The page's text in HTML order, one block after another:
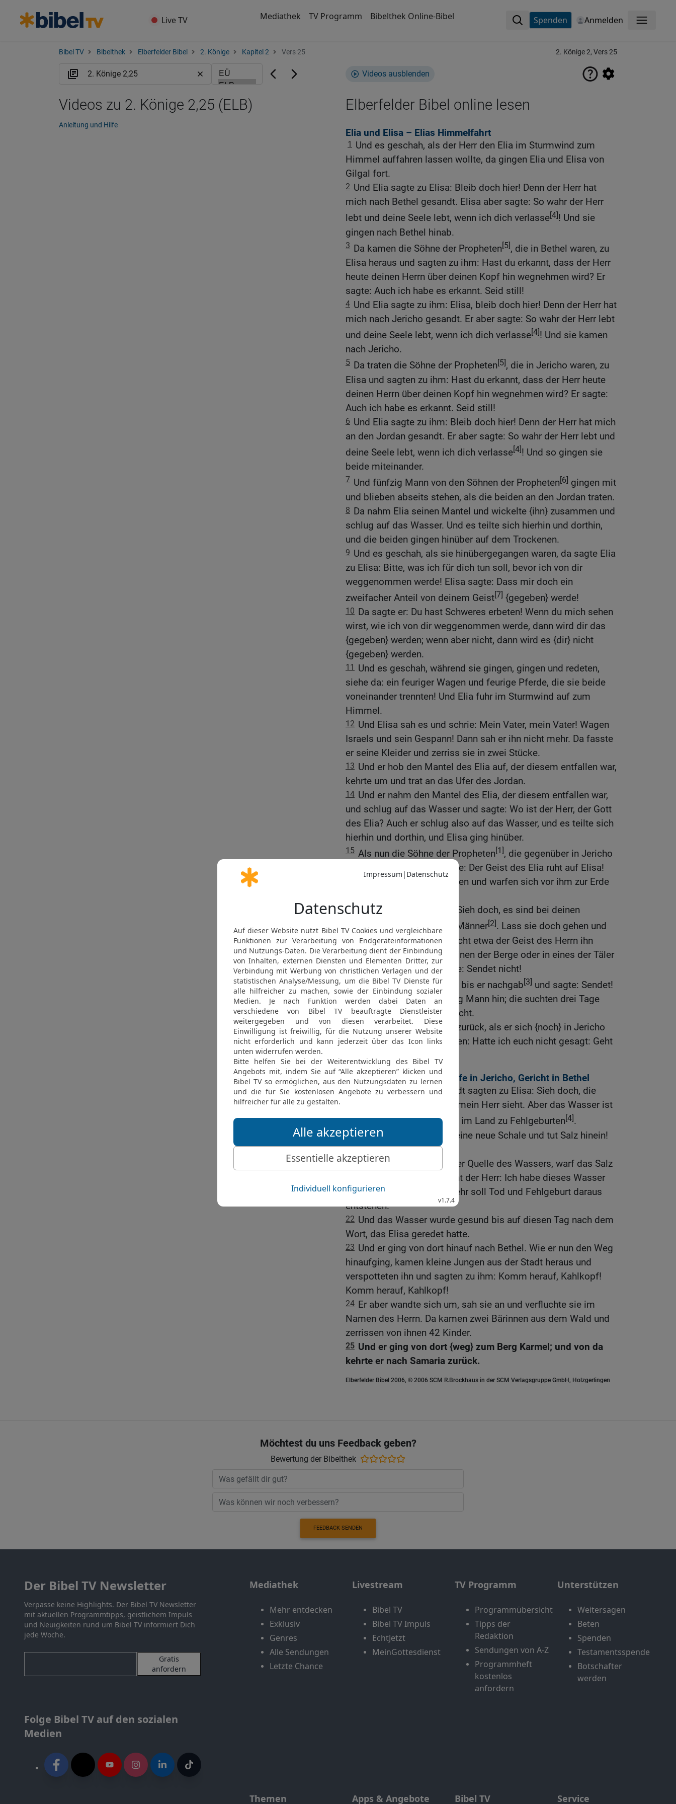
Live TV Mediathek TV Programm Bibelthek Online-Bibel Spenden Anmelden Menü
Bibel TV Bibelthek Elberfelder Bibel 2. Könige Kapitel 2 Vers 25 2. Könige 2, Vers 25
Videos ausblenden
Elberfelder Bibel online lesen
Elia und Elisa – Elias Himmelfahrt
1
Und es geschah, als der Herr den Elia im Sturmwind zum
Himmel auffahren lassen wollte, da gingen Elia und Elisa von
Gilgal fort.
2 Und Elia sagte zu Elisa: Bleib doch hier! Denn der Herr hat
mich nach Bethel gesandt. Elisa aber sagte: So wahr der Herr
lebt und deine Seele lebt, wenn ich dich verlasse[4]! Und sie
gingen nach Bethel hinab.
3 Da kamen die Söhne der Propheten[5], die in Bethel waren, zu
Elisa heraus und sagten zu ihm: Hast du erkannt, dass der Herr
heute deinen Herrn über deinen Kopf hin wegnehmen wird? Er
sagte: Auch ich habe es erkannt. Seid still!
4 Und Elia sagte zu ihm: Elisa, bleib doch hier! Denn der Herr hat
mich nach Jericho gesandt. Er aber sagte: So wahr der Herr lebt
und deine Seele lebt, wenn ich dich verlasse[4]! Und sie kamen
nach Jericho.
5 Da traten die Söhne der Propheten[5], die in Jericho waren, zu
Elisa und sagten zu ihm: Hast du erkannt, dass der Herr heute
deinen Herrn über deinen Kopf hin wegnehmen wird? Er sagte:
Auch ich habe es erkannt. Seid still!
6 Und Elia sagte zu ihm: Bleib doch hier! Denn der Herr hat mich
an den Jordan gesandt. Er aber sagte: So wahr der Herr lebt und
deine Seele lebt, wenn ich dich verlasse[4]! Und so gingen sie
beide miteinander.
7 Und fünfzig Mann von den Söhnen der Propheten[6] gingen mit
und blieben abseits stehen, als die beiden an den Jordan traten.
8 Da nahm Elia seinen Mantel und wickelte {ihn} zusammen und
schlug auf das Wasser. Und es teilte sich hierhin und dorthin,
und die beiden gingen hinüber auf dem Trockenen.
9 Und es geschah, als sie hinübergegangen waren, da sagte Elia
zu Elisa: Bitte, was ich für dich tun soll, bevor ich von dir
weggenommen werde! Elisa sagte: Dass mir doch ein
zweifacher Anteil von deinem Geist[7] {gegeben} werde!
10 Da sagte er: Du hast Schweres erbeten! Wenn du mich sehen
wirst, wie ich von dir weggenommen werde, dann wird dir das
{gegeben} werden; wenn aber nicht, dann wird es {dir} nicht
{gegeben} werden.
11 Und es geschah, während sie gingen, gingen und redeten,
siehe da: ein feuriger Wagen und feurige Pferde, die sie beide
voneinander trennten! Und Elia fuhr im Sturmwind auf zum
Himmel.
12 Und Elisa sah es und schrie: Mein Vater, mein Vater! Wagen
Israels und sein Gespann! Dann sah er ihn nicht mehr. Da fasste
er seine Kleider und zerriss sie in zwei Stücke.
13 Und er hob den Mantel des Elia auf, der diesem entfallen war,
kehrte um und trat an das Ufer des Jordan.
14 Und er nahm den Mantel des Elia, der diesem entfallen war,
und schlug auf das Wasser und sagte: Wo ist der Herr, der Gott
des Elia? Auch er schlug also auf das Wasser, und es teilte sich
hierhin und dorthin, und Elisa ging hinüber.
15 Als nun die Söhne der Propheten[1], die gegenüber in Jericho
waren, ihn sahen, sagten sie: Der Geist des Elia ruht auf Elisa!
Und sie kamen ihm entgegen und warfen sich vor ihm zur Erde
16 Und sie sagten zu ihm: Sieh doch, es sind bei deinen
Knechten fünfzig tüchtige Männer[2]. Lass sie doch gehen und
deinen Herrn suchen, ob nicht etwa der Geist des Herrn ihn
weggetragen und ihn auf einen der Berge oder in eines der Täler
geworfen hat! Er aber sagte: Sendet nicht!
17 Doch sie drangen in ihn, bis er nachgab[3] und sagte: Sendet!
So sandten sie denn fünfzig Mann hin; die suchten drei Tage
lang, aber sie fanden ihn nicht.
18 Und sie kehrten zu ihm zurück, als er sich {noch} in Jericho
aufhielt. Da sagte er zu ihnen: Hatte ich euch nicht gesagt: Geht
Wundertaten des Elisa: Hilfe in Jericho, Gericht in Bethel
19 Und die Männer der Stadt sagten zu Elisa: Sieh doch, die
Lage der Stadt ist gut, wie mein Herr sieht. Aber das Wasser ist
schlecht, darum kommt es im Land zu Fehlgeburten[4].
20 Da sagte er: Bringt mir eine neue Schale und tut Salz hinein!
Und sie brachten sie ihm.
21 Und er ging hinaus zu der Quelle des Wassers, warf das Salz
hinein und sagte: So spricht der Herr: Ich habe dieses Wasser
gesund gemacht. Nicht mehr soll Tod und Fehlgeburt daraus
entstehen.
22 Und das Wasser wurde gesund bis auf diesen Tag nach dem
Wort, das Elisa geredet hatte.
23 Und er ging von dort hinauf nach Bethel. Wie er nun den Weg
hinaufging, kamen kleine Jungen aus der Stadt heraus und
verspotteten ihn und sagten zu ihm: Komm herauf, Kahlkopf!
Komm herauf, Kahlkopf!
24 Er aber wandte sich um, sah sie an und verfluchte sie im
Namen des Herrn. Da kamen zwei Bärinnen aus dem Wald und
zerrissen von ihnen 42 Kinder.
25 Und er ging von dort {weg} zum Berg Karmel; und von da
kehrte er nach Samaria zurück.
Elberfelder Bibel 2006, © 2006 SCM R.Brockhaus in der SCM Verlagsgruppe GmbH, Holzgerlingen
Videos zu 2. Könige 2,25 (ELB)
Anleitung und Hilfe
Möchtest du uns Feedback geben?
Bewertung der Bibelthek
FEEDBACK SENDEN
Der Bibel TV Newsletter
Verpasse keine Highlights. Der Bibel TV Newsletter
mit aktuellen Programmtipps, geistlichem Impuls
und Neuigkeiten rund um Bibel TV informiert Dich
jede Woche.
Gratis
anfordern
Folge Bibel TV auf den sozialen
Medien
Mediathek
Mehr entdecken
Exklusiv
Genres
Alle Sendungen
Letzte Chance
Livestream
Bibel TV
Bibel TV Impuls
EchtJetzt
MeinGottesdienst
TV Programm
Programmübersicht
Tipps der
Redaktion
Sendungen von A-Z
Programmheft
kostenlos
anfordern
Unterstützen
Weitersagen
Beten
Spenden
Testamentsspende
Botschafter
werden
Themen Apps & Angebote Bibel TV Service